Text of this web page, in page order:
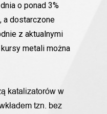
o ponad 3%
a dostarczone
z aktualnymi
metali można
katalizatorów w
tzn. bez